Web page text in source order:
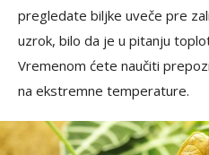
pregledate biljke uveče pre
uzrok, bilo da je u pitanju
Vremenom ćete naučiti
na ekstremne temperature.